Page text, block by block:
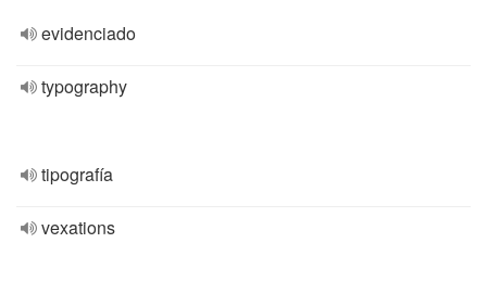
evidenciado
typography
tipografía
vexations